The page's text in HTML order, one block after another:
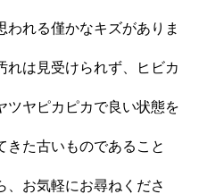
われる僅かなキズがありま
れは見受けられず、ヒビカ
ツヤピカピカで良い状態を
きた古いものであること
、お気軽にお尋ねくださ